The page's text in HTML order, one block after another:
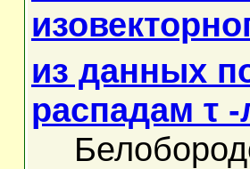
из данных
распадам τ -